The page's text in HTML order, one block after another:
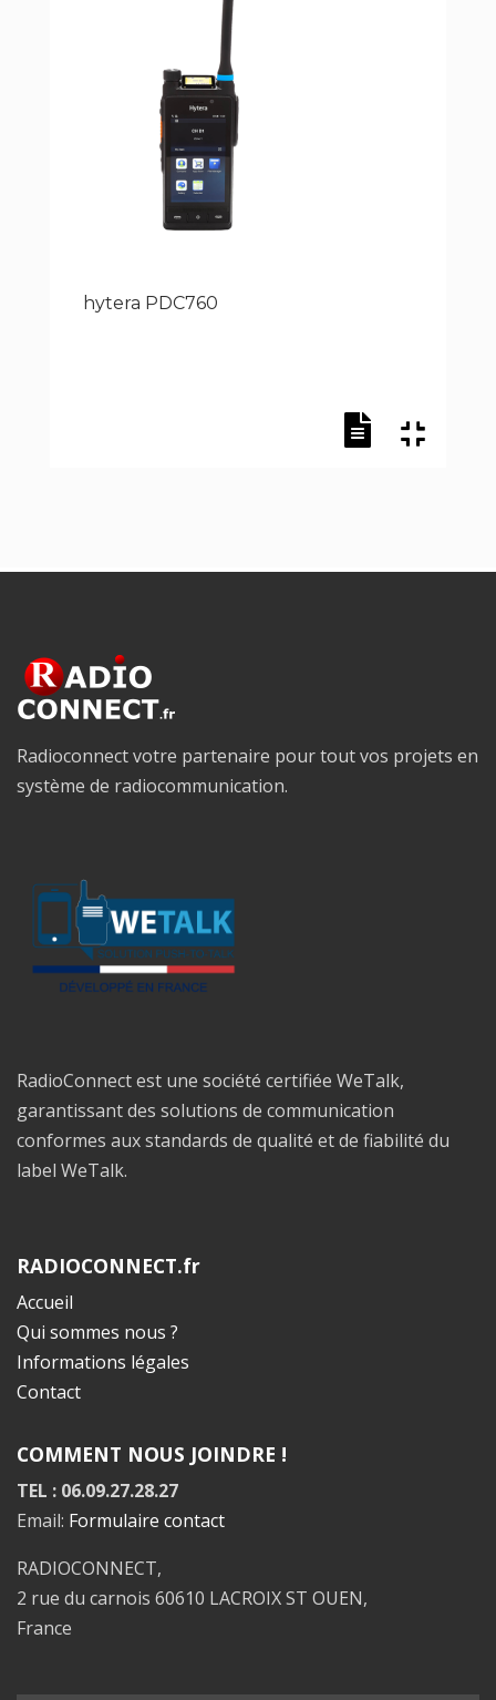
hytera PDC760
Radioconnect votre partenaire pour tout vos projets en
système de radiocommunication.
RadioConnect est une société certifiée WeTalk,
garantissant des solutions de communication
conformes aux standards de qualité et de fiabilité du
label WeTalk.
RADIOCONNECT.fr
Accueil
Qui sommes nous ?
Informations légales
Contact
COMMENT NOUS JOINDRE !
TEL : 06.09.27.28.27
Email: Formulaire contact
RADIOCONNECT,
2 rue du carnois 60610 LACROIX ST OUEN,
France